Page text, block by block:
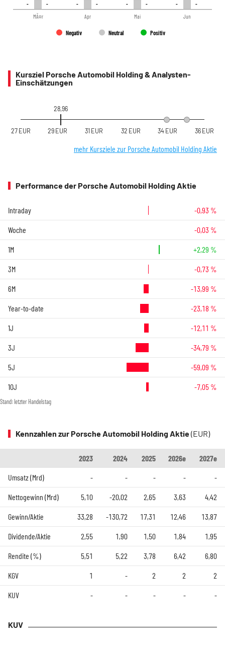
-- -- -- --
-- -- -- --
Negativ Neutral Positiv
MÃ¤r Apr Mai Jun
Kursziel Porsche Automobil Holding & Analysten-
Einschätzungen
28,96
27 EUR 29 EUR 31 EUR 32 EUR 34 EUR 36 EUR
mehr Kursziele zur Porsche Automobil Holding Aktie
Performance der Porsche Automobil Holding Aktie
Intraday -0,93 %
Woche -0,03 %
1M +2,29 %
3M -0,73 %
6M -13,99 %
Year-to-date -23,18 %
1J -12,11 %
3J -34,79 %
5J -59,09 %
10J -7,05 %
Stand: letzter Handelstag
Kennzahlen zur Porsche Automobil Holding Aktie(EUR)
2023 2024 2025 2026e
2027e
Umsatz (Mrd)
- - - - -
Nettogewinn (Mrd) 5,10 -20,02 2,65 3,63 4,42
Gewinn/Aktie 33,28 -130,72 17,31 12,46 13,87
Dividende/Aktie 2,55 1,90 1,50 1,84 1,95
Rendite (%) 5,51 5,22 3,78 6,42 6,80
KGV 1 - 2 2 2
KUV - - - - -
KUV